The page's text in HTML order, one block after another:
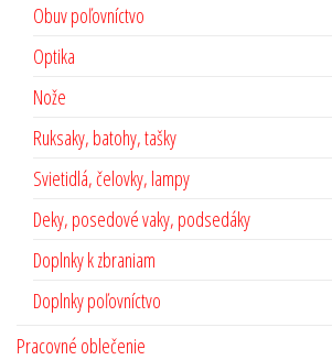
Obuv poľovníctvo
Optika
Nože
Ruksaky, batohy, tašky
Svietidlá, čelovky, lampy
Deky, posedové vaky, podsedáky
Doplnky k zbraniam
Doplnky poľovníctvo
Pracovné oblečenie